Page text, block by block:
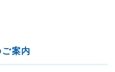
案内